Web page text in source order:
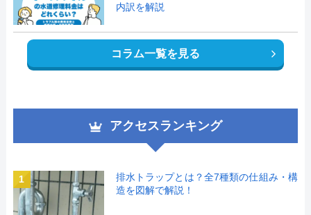
内訳を解説
コラム一覧を見る
アクセスランキング
1
排水トラップとは？全7種類の仕組み・構
造を図解で解説！